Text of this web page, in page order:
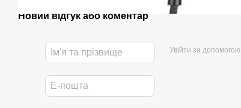
Новий відгук або коментар
Увійти за допомогою